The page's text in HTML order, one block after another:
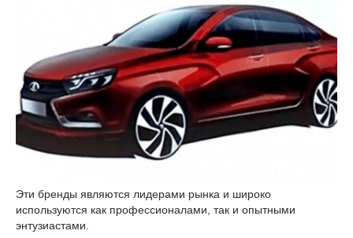
Эти бренды являются лидерами рынка и широко
используются как профессионалами, так и опытными
энтузиастами.